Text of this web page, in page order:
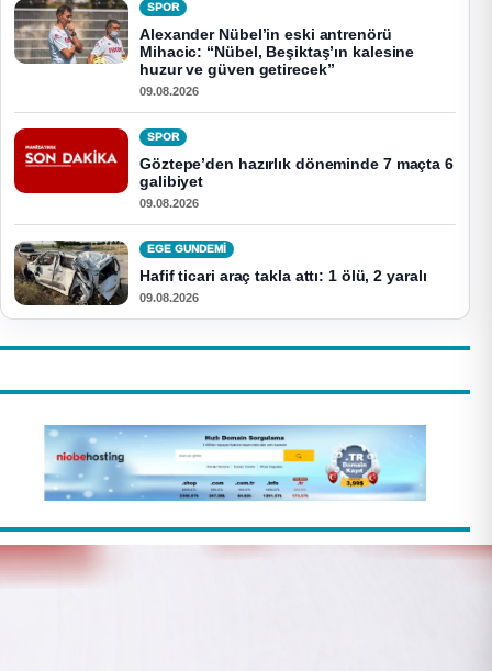
SPOR
Alexander Nübel’in eski antrenörü
Mihacic: “Nübel, Beşiktaş’ın kalesine
huzur ve güven getirecek”
09.08.2026
SPOR
Göztepe’den hazırlık döneminde 7 maçta 6
galibiyet
09.08.2026
EGE GUNDEMİ
Hafif ticari araç takla attı: 1 ölü, 2 yaralı
09.08.2026